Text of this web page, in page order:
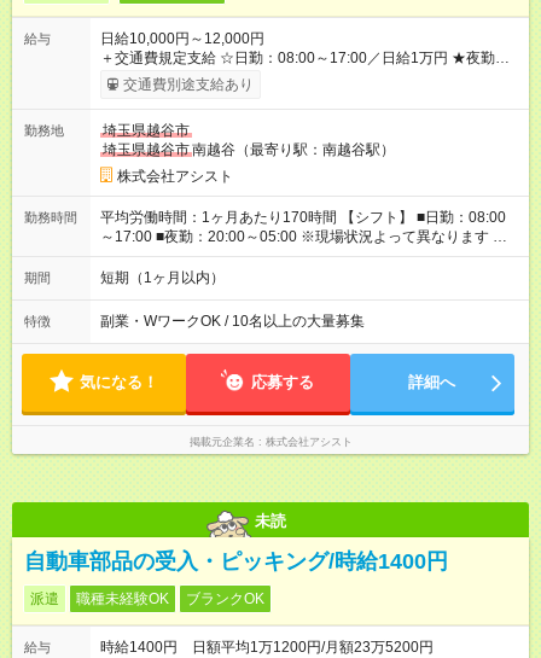
給与
日給10,000円～12,000円
＋交通費規定支給 ☆日勤：08:00～17:00／日給1万円 ★夜勤：
20:00～05:00／日給1万2000円 -:+:-:+:-:+:-:+:-:+:- 日勤＋夜勤で 1
日『2万2000円』も稼げる！ -:+:-:+:-:+:-:+:-:+:- ■選べる支払い方
べる！ 日払いは、当日に『現金全額』手渡しです♪ ■残業手当
別途支給 ■日給全額保障あり ┗予定時間より早く終わっても日給
は満額支給！ ■資格手当あり ┗施設警備2級など 【試用期間】
試用期間なし
交通費別途支給あり
勤務地
埼玉県越谷市
埼玉県越谷市南越谷（最寄り駅：南越谷駅）
株式会社アシスト
勤務時間
平均労働時間：1ヶ月あたり170時間 【シフト】 ■日勤：08:00
～17:00 ■夜勤：20:00～05:00 ※現場状況よって異なります ※早
く終われば1現場4～8時間勤務もあり ☆週3～勤務OK！ ☆現場
が早く終わっても日給全額保証！ ☆ご希望の方は「日勤＋夜
日勤：08:00～17:00 ■夜勤：20:00～05:00 ※現場状況よって異
なります ※早く終われば1現場4～8時間勤務もあり ☆週3～勤務
OK！ ☆現場が早く終わっても日給全額保証！ ☆ご希望の方は
「日勤＋夜勤」も可能！
期間 短期（1ヶ月以内）
特徴 副業・WワークOK / 10名以上の大量募集
気になる！ 応募する 詳細へ
掲載元企業名 株式会社アシスト
未読
自動車部品の受入・ピッキング/時給1400円
派遣 職種未経験OK ブランクOK
給与
時給1400円 日額平均1万1200円/月額23万5200円